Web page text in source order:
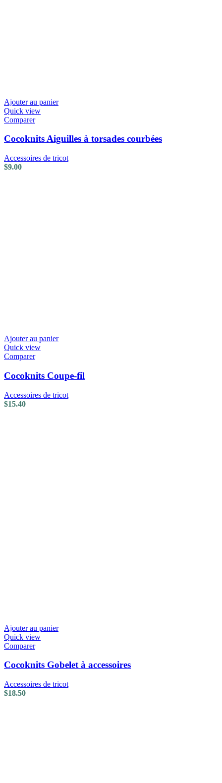
Ajouter au panier
Quick view
Comparer
Cocoknits Aiguilles à torsades courbées
Accessoires de tricot
$9.00
Ajouter au panier
Quick view
Comparer
Cocoknits Coupe-fil
Accessoires de tricot
$15.40
Ajouter au panier
Quick view
Comparer
Cocoknits Gobelet à accessoires
Accessoires de tricot
$18.50